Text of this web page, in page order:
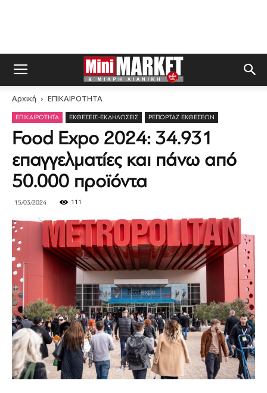
Αρχική ΕΠΙΚΑΙΡΟΤΗΤΑ
ΕΠΙΚΑΙΡΟΤΗΤΑ ΕΚΘΈΣΕΙΣ-ΕΚΔΗΛΏΣΕΙΣ ΡΕΠΟΡΤΆΖ ΕΚΘΈΣΕΩΝ
Food Expo 2024: 34.931
επαγγελματίες και πάνω από
50.000 προϊόντα
15/03/2024 111